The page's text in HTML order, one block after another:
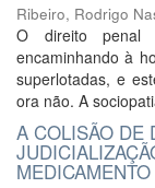
Ribeiro, Rodrigo
O direito penal
encaminhando à
superlotadas, e
ora não. A
A COLISÃO DE